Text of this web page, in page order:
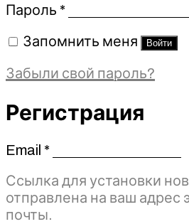
Пароль *Обязательно
Запомнить меня Войти
Забыли свой пароль?
Регистрация
Email *Обязательно
Ссылка для установки
отправлена ​​на ваш адрес
почты.